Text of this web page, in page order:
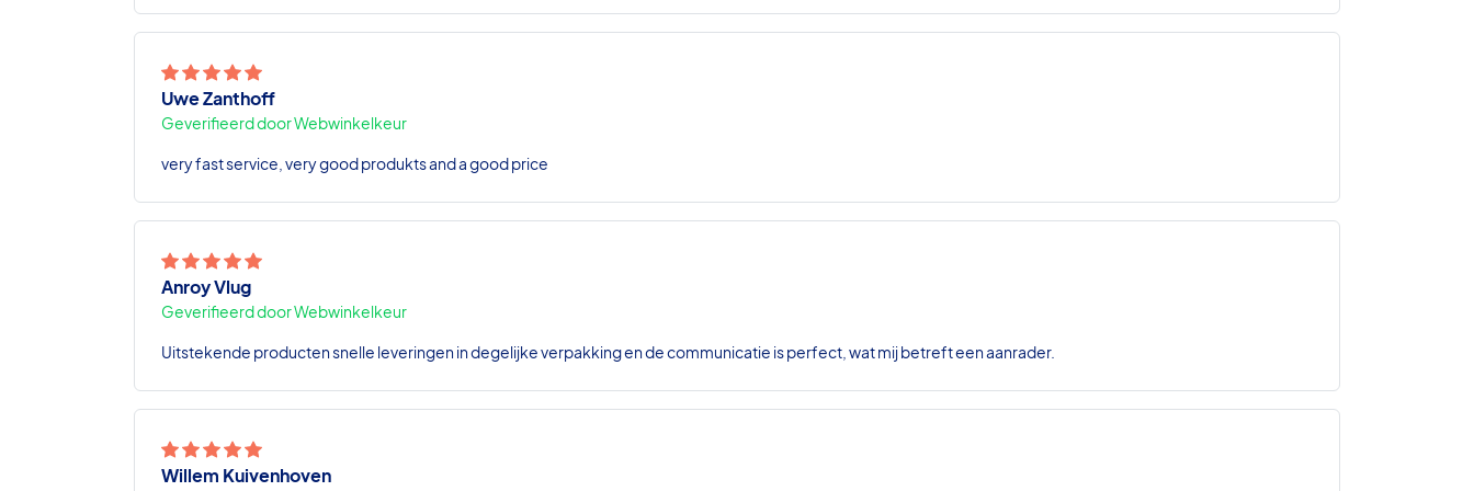
Uwe Zanthoff
Geverifieerd door Webwinkelkeur
very fast service, very good produkts and a good price
Anroy Vlug
Geverifieerd door Webwinkelkeur
Uitstekende producten snelle leveringen in degelijke verpakking en de communicatie is perfect, wat mij betreft een aanrader.
Willem Kuivenhoven